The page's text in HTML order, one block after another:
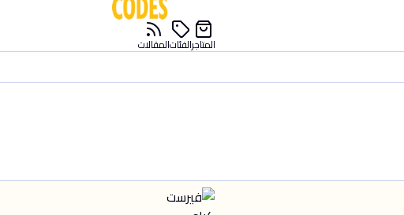
المتاجرالفئاتالمقالات